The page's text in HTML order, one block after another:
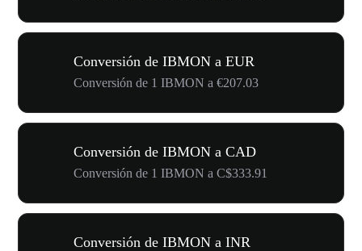
Conversión de IBMON a EUR
Conversión de 1 IBMON a €207.03
Conversión de IBMON a CAD
Conversión de 1 IBMON a C$333.91
Conversión de IBMON a INR